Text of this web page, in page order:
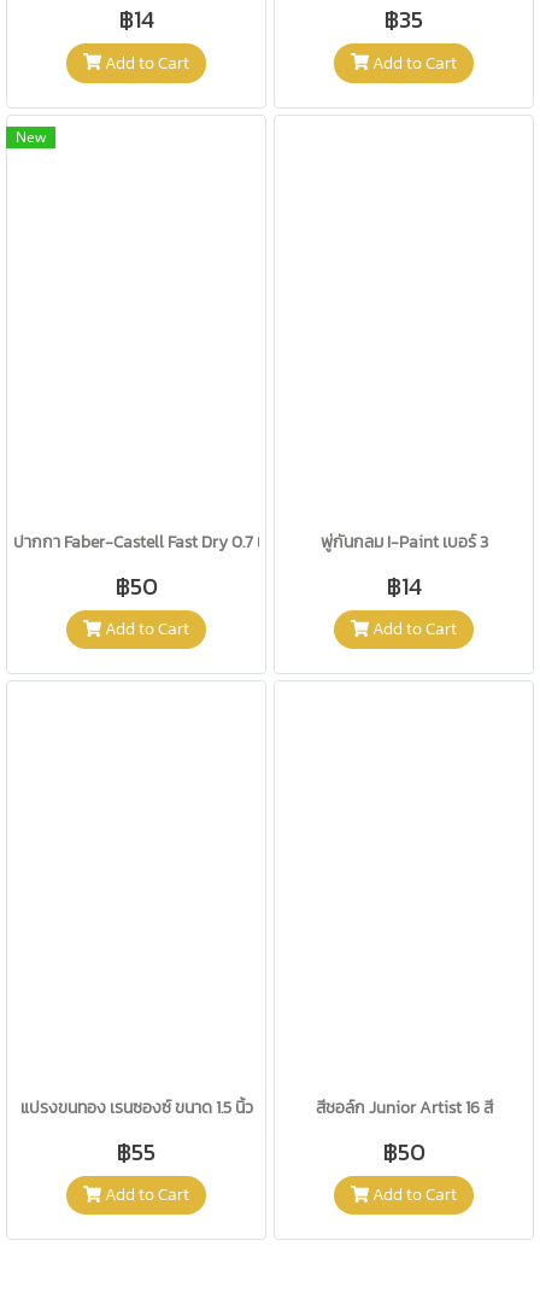
฿14
Add to Cart
฿35
Add to Cart
New
ปากกา Faber-Castell Fast Dry 0.7 แดง
฿50
Add to Cart
พู่กันกลม I-Paint เบอร์ 3
฿14
Add to Cart
แปรงขนทอง เรนซองซ์ ขนาด 1.5 นิ้ว
฿55
Add to Cart
สีชอล์ก Junior Artist 16 สี
฿50
Add to Cart